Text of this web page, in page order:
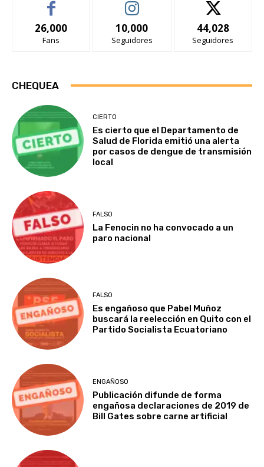
26,000
Fans
10,000
Seguidores
44,028
Seguidores
CHEQUEA
CIERTO
Es cierto que el Departamento de
Salud de Florida emitió una alerta
por casos de dengue de transmisión
local
FALSO
La Fenocin no ha convocado a un
paro nacional
FALSO
Es engañoso que Pabel Muñoz
buscará la reelección en Quito con el
Partido Socialista Ecuatoriano
ENGAÑOSO
Publicación difunde de forma
engañosa declaraciones de 2019 de
Bill Gates sobre carne artificial